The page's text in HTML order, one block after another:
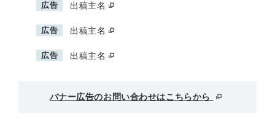
広告 出稿主名
広告 出稿主名
広告 出稿主名
バナー広告のお問い合わせはこちらから